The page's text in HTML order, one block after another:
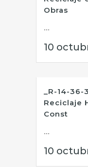
Obras
...
10
_R-14-36-
Reciclaje
Const
...
10